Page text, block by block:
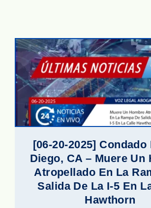
[06-20-2025] Condado
Diego, CA – Muere Un
Atropellado En La
Salida De La I-5 En
Hawthorn